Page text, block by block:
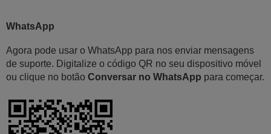
WhatsApp
Agora pode usar o WhatsApp para nos enviar mensagens
de suporte. Digitalize o código QR no seu dispositivo móvel
ou clique no botão Conversar no WhatsApp para começar.